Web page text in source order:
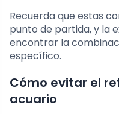
Recuerda que estas
punto de partida, y la
encontrar la
específico.
Cómo evitar el
acuario